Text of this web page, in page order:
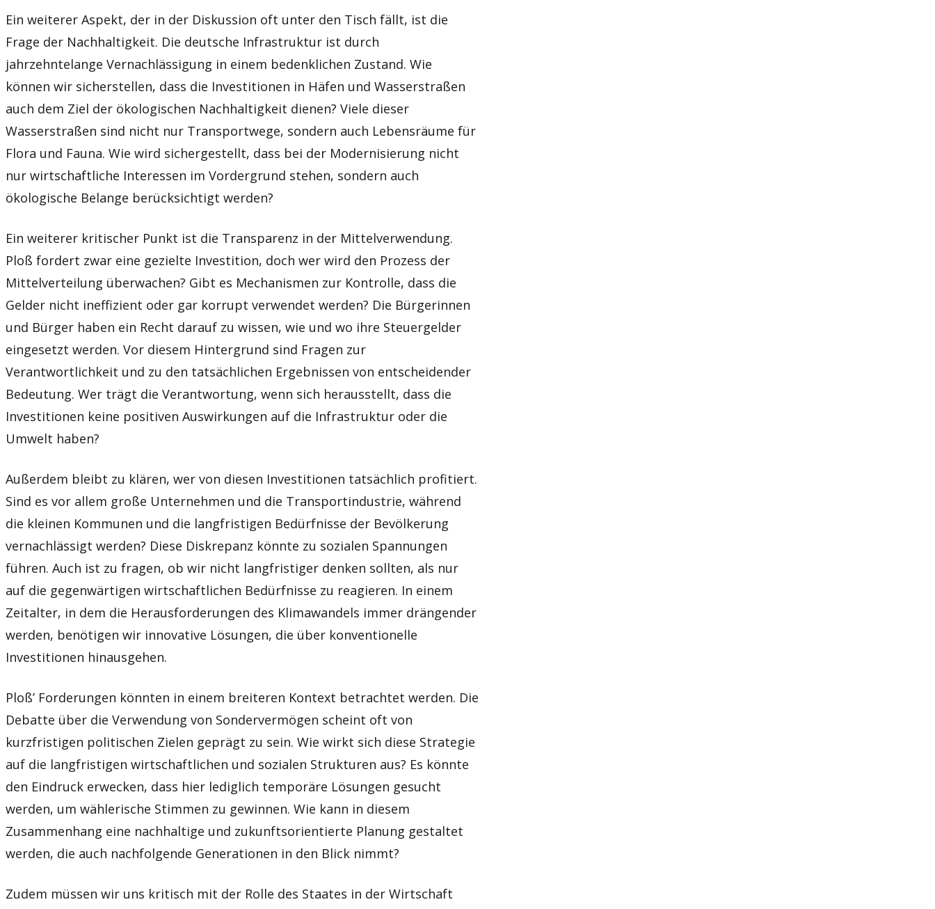
Ein weiterer Aspekt, der in der Diskussion oft unter den Tisch fällt, ist die
Frage der Nachhaltigkeit. Die deutsche Infrastruktur ist durch
jahrzehntelange Vernachlässigung in einem bedenklichen Zustand. Wie
können wir sicherstellen, dass die Investitionen in Häfen und Wasserstraßen
auch dem Ziel der ökologischen Nachhaltigkeit dienen? Viele dieser
Wasserstraßen sind nicht nur Transportwege, sondern auch Lebensräume für
Flora und Fauna. Wie wird sichergestellt, dass bei der Modernisierung nicht
nur wirtschaftliche Interessen im Vordergrund stehen, sondern auch
ökologische Belange berücksichtigt werden?
Ein weiterer kritischer Punkt ist die Transparenz in der Mittelverwendung.
Ploß fordert zwar eine gezielte Investition, doch wer wird den Prozess der
Mittelverteilung überwachen? Gibt es Mechanismen zur Kontrolle, dass die
Gelder nicht ineffizient oder gar korrupt verwendet werden? Die Bürgerinnen
und Bürger haben ein Recht darauf zu wissen, wie und wo ihre Steuergelder
eingesetzt werden. Vor diesem Hintergrund sind Fragen zur
Verantwortlichkeit und zu den tatsächlichen Ergebnissen von entscheidender
Bedeutung. Wer trägt die Verantwortung, wenn sich herausstellt, dass die
Investitionen keine positiven Auswirkungen auf die Infrastruktur oder die
Umwelt haben?
Außerdem bleibt zu klären, wer von diesen Investitionen tatsächlich profitiert.
Sind es vor allem große Unternehmen und die Transportindustrie, während
die kleinen Kommunen und die langfristigen Bedürfnisse der Bevölkerung
vernachlässigt werden? Diese Diskrepanz könnte zu sozialen Spannungen
führen. Auch ist zu fragen, ob wir nicht langfristiger denken sollten, als nur
auf die gegenwärtigen wirtschaftlichen Bedürfnisse zu reagieren. In einem
Zeitalter, in dem die Herausforderungen des Klimawandels immer drängender
werden, benötigen wir innovative Lösungen, die über konventionelle
Investitionen hinausgehen.
Ploß’ Forderungen könnten in einem breiteren Kontext betrachtet werden. Die
Debatte über die Verwendung von Sondervermögen scheint oft von
kurzfristigen politischen Zielen geprägt zu sein. Wie wirkt sich diese Strategie
auf die langfristigen wirtschaftlichen und sozialen Strukturen aus? Es könnte
den Eindruck erwecken, dass hier lediglich temporäre Lösungen gesucht
werden, um wählerische Stimmen zu gewinnen. Wie kann in diesem
Zusammenhang eine nachhaltige und zukunftsorientierte Planung gestaltet
werden, die auch nachfolgende Generationen in den Blick nimmt?
Zudem müssen wir uns kritisch mit der Rolle des Staates in der Wirtschaft